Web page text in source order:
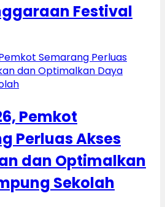
Festival
Pemkot
Perluas Akses
dan Optimalkan
Sekolah